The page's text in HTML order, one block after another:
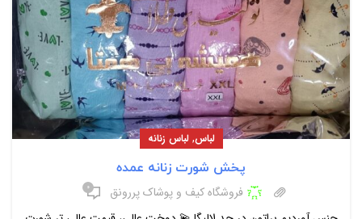
لباس, لباس زنانه
پخش شورت زنانه عمده
فروشگاه کیف و پوشاک پررونق ۰